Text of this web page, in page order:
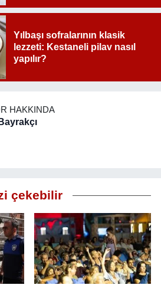
Yılbaşı sofralarının klasik
lezzeti: Kestaneli pilav nasıl
yapılır?
HAKKINDA
çekebilir